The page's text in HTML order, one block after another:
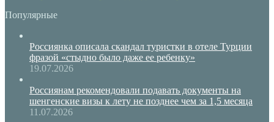
Популярные
Россиянка описала скандал туристки в отеле Турции
фразой «стыдно было даже ее ребенку»
19.07.2026
Россиянам рекомендовали подавать документы на
шенгенские визы к лету не позднее чем за 1,5 месяца
11.07.2026